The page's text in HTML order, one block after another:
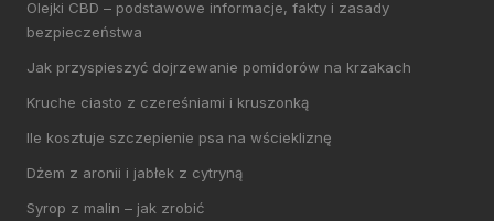
Olejki CBD – podstawowe informacje, fakty i zasady
bezpieczeństwa
Jak przyspieszyć dojrzewanie pomidorów na krzakach
Kruche ciasto z czereśniami i kruszonką
Ile kosztuje szczepienie psa na wściekliznę
Dżem z aronii i jabłek z cytryną
Syrop z malin – jak zrobić